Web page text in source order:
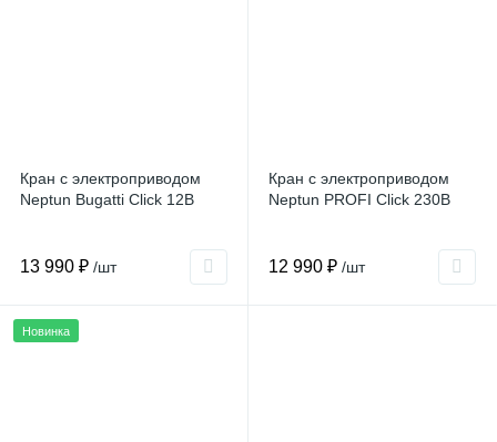
Кран с электроприводом
Neptun Bugatti Click 12В
13 990 ₽ /шт
Кран с электроприводом
Neptun PROFI Click 230В
12 990 ₽ /шт
Новинка